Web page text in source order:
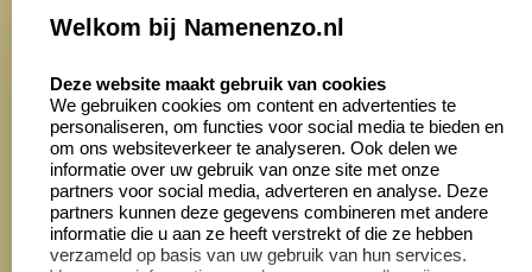
4028 beoordelingen
Onze vacatures
Zakelijk:
Aanvraag op maat
Cadeaubonnen
Klantenservice:
Contact opnemen
Veelgestelde vragen
Welkom bij Namenenzo.nl
Deze website maakt gebruik van cookies
We gebruiken cookies om content en advertenties te
personaliseren, om functies voor social media te bieden en
om ons websiteverkeer te analyseren. Ook delen we
informatie over uw gebruik van onze site met onze
partners voor social media, adverteren en analyse. Deze
partners kunnen deze gegevens combineren met andere
informatie die u aan ze heeft verstrekt of die ze hebben
verzameld op basis van uw gebruik van hun services.